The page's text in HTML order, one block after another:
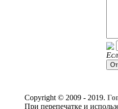
Copyright © 2009 - 2019.
При перепечатке и